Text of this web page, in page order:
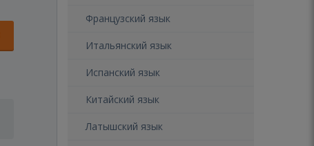
Французский язык
Итальянский язык
Испанский язык
Китайский язык
Латышский язык